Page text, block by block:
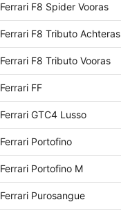
Ferrari F8 Spider Vooras
Ferrari F8 Tributo Achteras
Ferrari F8 Tributo Vooras
Ferrari FF
Ferrari GTC4 Lusso
Ferrari Portofino
Ferrari Portofino M
Ferrari Purosangue